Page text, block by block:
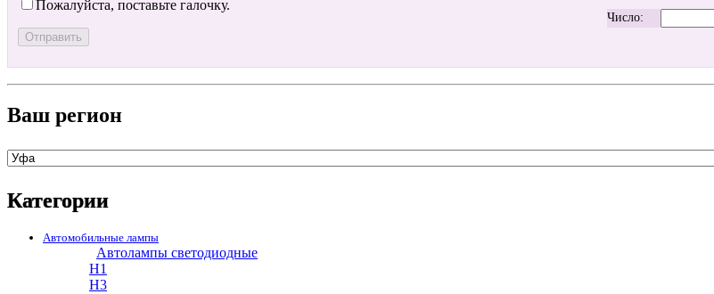
Пожалуйста, поставьте галочку.
Число:
Ваш регион
Категории
Автомобильные лампы
Автолампы светодиодные
H1
H3